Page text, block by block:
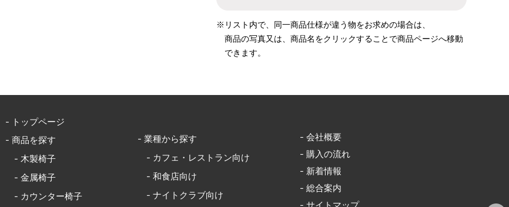
※リスト内で、同一商品仕様が違う物をお求めの場合は、
商品の写真又は、商品名をクリックすることで商品ページへ移動
できます。
- トップページ
- 商品を探す
- 木製椅子
- 金属椅子
- カウンター椅子
- 業種から探す
- カフェ・レストラン向け
- 和食店向け
- ナイトクラブ向け
- 会社概要
- 購入の流れ
- 新着情報
- 総合案内